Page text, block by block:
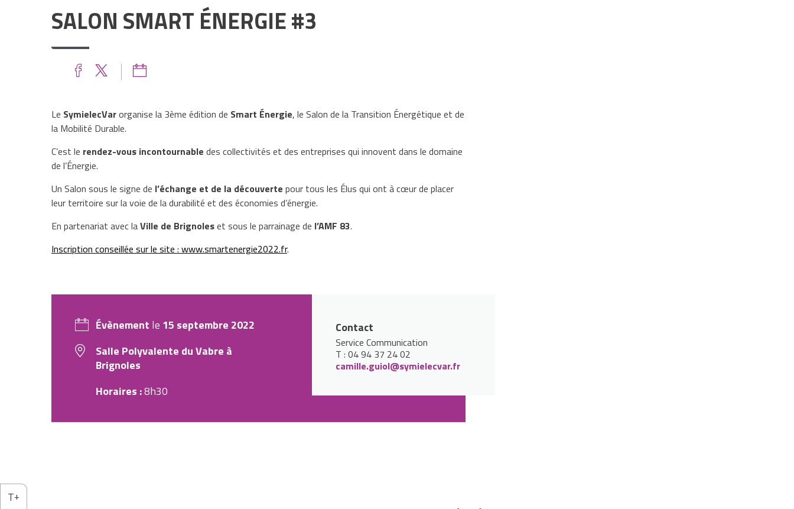
SALON SMART ÉNERGIE #3
Le SymielecVarorganise la 3ème édition de Smart Énergie, le Salon de la Transition Énergétique et de
la Mobilité Durable.
C’est le rendez-vous incontournable des collectivités et des entreprises qui innovent dans le domaine
de l’Énergie.
Un Salon sous le signe de l’échange et de la découverte pour tous les Élus qui ont à cœur de placer
leur territoire sur la voie de la durabilité et des économies d’énergie.
En partenariat avec laVille de Brignoleset sous le parrainage de l’AMF 83.
Inscription conseillée sur le site : www.smartenergie2022.fr.
Évènement le 15 septembre 2022
Salle Polyvalente du Vabre à
Brignoles
Horaires :8h30
Contact
Service Communication
T : 04 94 37 24 02
camille.guiol@symielecvar.fr